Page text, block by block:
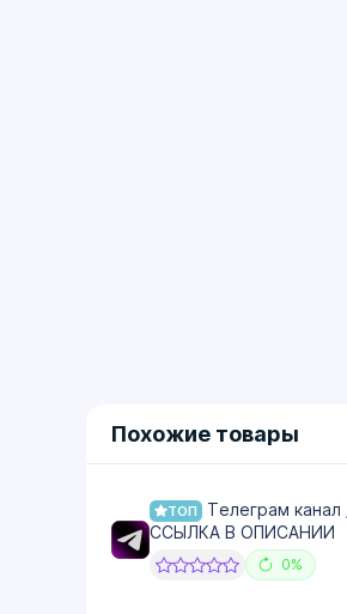
Похожие товары
ТОП
Телеграм
ССЫЛКА В ОПИСАНИИ
0%